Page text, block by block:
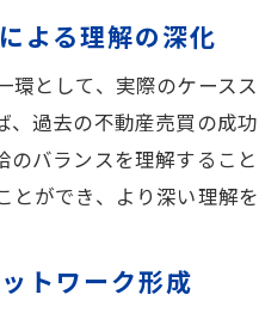
市場
千葉市の
地域
地元
地域
よる理解の深化
環として、実際のケース
、過去の不動産売買の成
のバランスを理解するこ
ができ、より深い理解
トワーク形成